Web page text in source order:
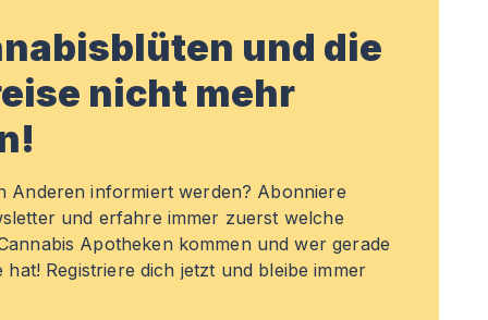
und die
nicht mehr
Anderen informiert werden? Abonniere
und erfahre immer zuerst welche
Apotheken kommen und wer gerade
hat! Registriere dich jetzt und bleibe immer